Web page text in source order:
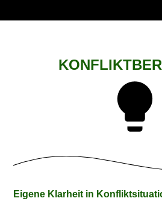
Eigene Klarheit in